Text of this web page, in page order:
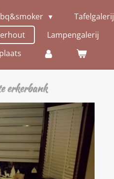
Tafelgalerij
Lampengalerij
erkerbank